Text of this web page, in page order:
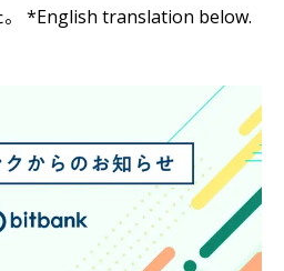
出金を再開いたしました。 *English translation below.